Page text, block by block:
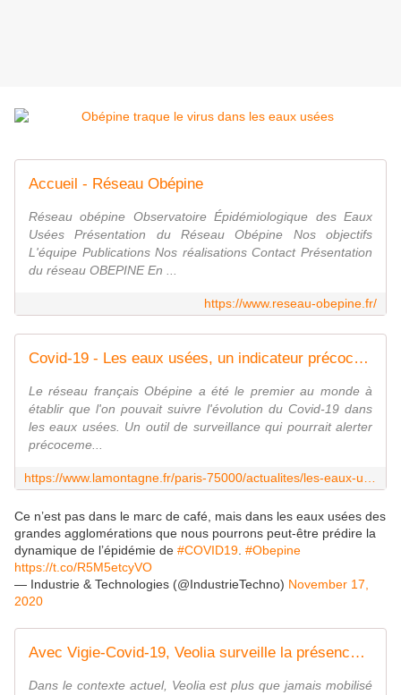
Accueil - Réseau Obépine
Réseau obépine Observatoire Épidémiologique des Eaux
Usées Présentation du Réseau Obépine Nos objectifs
L'équipe Publications Nos réalisations Contact Présentation
du réseau OBEPINE En ...
https://www.reseau-obepine.fr/
Covid-19 - Les eaux usées, un indicateur précoce en cas de reprise de l'épidémie ?
Le réseau français Obépine a été le premier au monde à
établir que l'on pouvait suivre l'évolution du Covid-19 dans
les eaux usées. Un outil de surveillance qui pourrait alerter
précoceme...
Ce n’est pas dans le marc de café, mais dans les eaux usées des
grandes agglomérations que nous pourrons peut-être prédire la
dynamique de l’épidémie de #COVID19 #Obepine
https://t.co/R5M5etcyVO
— Industrie & Technologies (@IndustrieTechno) November 17,
2020
Avec Vigie-Covid-19, Veolia surveille la présence du SARS-CoV-2 dans les eaux usées
Dans le contexte actuel, Veolia est plus que jamais mobilisé